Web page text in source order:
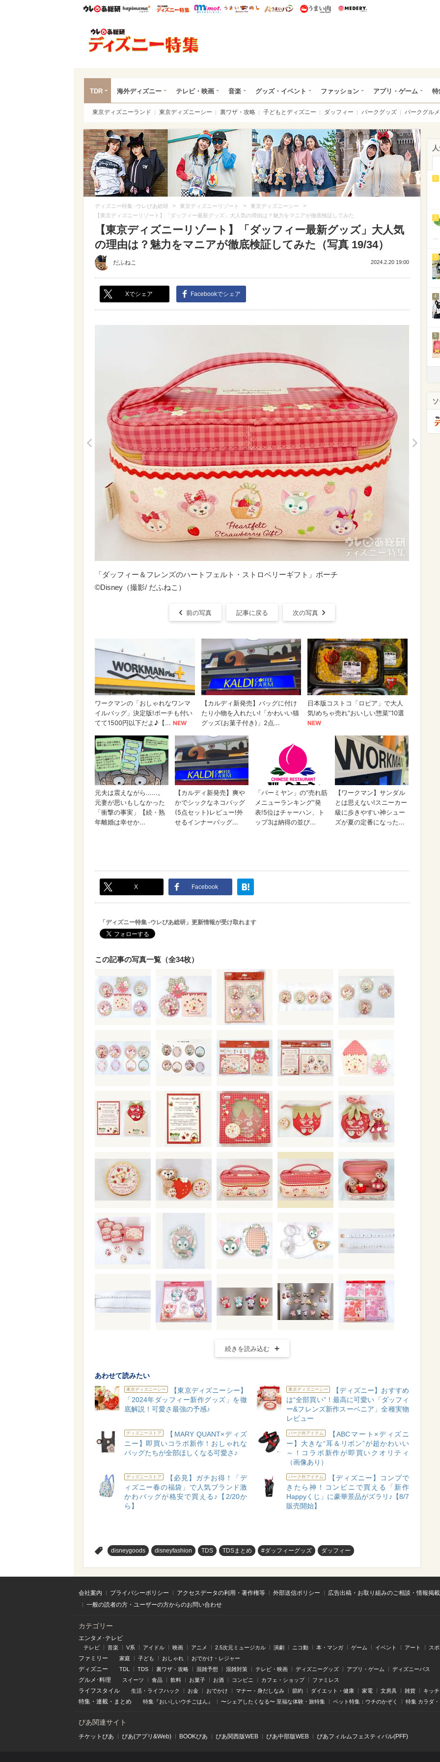
ウレぴあ総研ハピママ* ウレぴあ総研 ディズニー特集
mimot. うまいめし うまいパン うまい肉
TDR 海外ディズニー テレビ・映画 音楽 グッズ・イベント ファッション アプリ・ゲーム 特
東京ディズニーランド 東京ディズニーシー 裏ワザ・攻略 子どもとディズニー ダッフィー パークグッズ パークグルメ
ディズニー特集 -ウレぴあ総研 > 東京ディズニーリゾート > 東京ディズニーシー >
【東京ディズニーリゾート】「ダッフィー最新グッズ」大人気の理由は？魅力をマニアが徹底検証してみた
【東京ディズニーリゾート】「ダッフィー最新グッズ」大人気
の理由は？魅力をマニアが徹底検証してみた（写真 19/34）
だふねこ 2024.2.20 19:00
Xでシェア Facebookでシェア
「ダッフィー＆フレンズのハートフェルト・ストロベリーギフト」ポーチ
©Disney（撮影/ だふねこ）
前の写真 記事に戻る 次の写真
X Facebook
「ディズニー特集 -ウレぴあ総研」更新情報が受け取れます
この記事の写真一覧（全34枚）
続きを読み込む
あわせて読みたい
東京ディズニーシー
【東京ディズニーシー】
「2024年ダッフィー新作グッズ」を徹
底解説！可愛さ最強の予感♪
東京ディズニーシー
【ディズニー】おすすめ
は“全部買い”！最高に可愛い「ダッフィ
ー&フレンズ新作スーベニア」全種実物
レビュー
ディズニーストア
【MARY QUANT×ディズ
ニー】即買いコラボ新作！おしゃれな
バッグたちが全部ほしくなる可愛さ♪
パーク外アイテム
【ABCマート×ディズニ
ー】大きな“耳＆リボン”が超かわいい
～！コラボ新作が即買いクオリティ
（画像あり）
ディズニーストア
【必見】ガチお得！「デ
ィズニー春の福袋」で人気ブランド激
かわバッグが格安で買える♪【2/20か
ら】
パーク外アイテム
【ディズニー】コンプで
きたら神！コンビニで買える「新作
Happyくじ」に豪華景品がズラリ♪【8/7
販売開始】
disneygoods disneyfashion TDS TDSまとめ #ダッフィーグッズ ダッフィー
1
2
3
4
5
会社案内 プライバシーポリシー アクセスデータの利用・著作権等 外部送信ポリシー
広告出稿・お取り組みのご相談・情報掲
一般の読者の方・ユーザーの方からのお問い合わせ
カテゴリー
エンタメ･テレビ
テレビ 音楽 V系 アイドル 映画 アニメ 2.5次元ミュージカル 演劇 ニコ動 本・マンガ ゲーム イベント アート ス
ファミリー 家庭 子ども おしゃれ おでかけ・レジャー
ディズニー TDL TDS 裏ワザ・攻略 混雑予想 混雑対策 テレビ・映画 ディズニーグッズ アプリ・ゲーム ディズニーパス
グルメ･料理 スイーツ 食品 飲料 お菓子 お酒 コンビニ カフェ・ショップ ファミレス
ライフスタイル 生活・ライフハック お金 おでかけ マナー・身だしなみ 節約 ダイエット・健康 家電 文房具 雑貨 キッ
特集 ・ 連載 ・ まとめ 特集『おいしいウチごはん』 〜シェアしたくなる〜 至福な体験・旅特集 ペット特集：ウチのかぞく 特集 カラダ
ぴあ関連サイト
チケットぴあ ぴあ(アプリ&Web) BOOKぴあ ぴあ関⻄版WEB ぴあ中部版WEB ぴあフィルムフェスティバル(PFF)